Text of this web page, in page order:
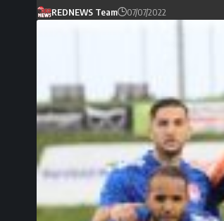
REDNEWS Team 07/07/2022